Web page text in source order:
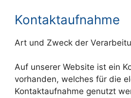
Kontaktaufnahme
Art und Zweck der
Auf unserer Website ist ein
vorhanden, welches für die
Kontaktaufnahme genutzt